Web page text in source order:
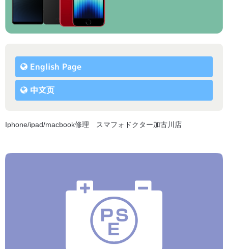
English Page
中文页
Iphone/ipad/macbook修理 スマフォドクター加古川店